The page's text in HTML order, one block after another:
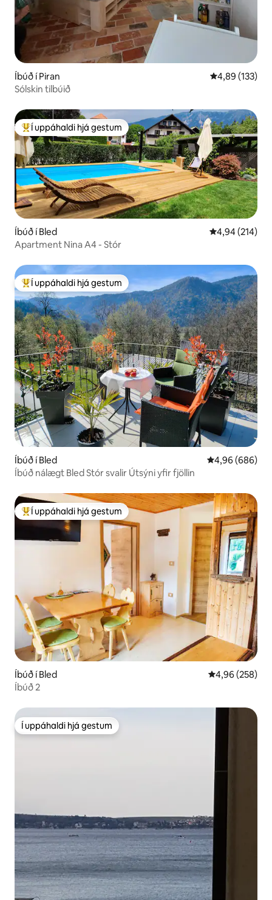
Íbúð í Piran 4,89 af 5 í
4,89 (133)
Sólskin tilbúið
Í mestu uppáhaldi hjá gestum
Í uppáhaldi hjá gestum
Íbúð í Bled 4,94 af 5 í
4,94 (214)
Apartment Nina A4 - Stór
Í mestu uppáhaldi hjá gestum
Í uppáhaldi hjá gestum
Íbúð í Bled 4,96 af 5 í
4,96 (686)
Íbúð nálægt Bled Stór svalir Útsýni yfir fjöllin
Í mestu uppáhaldi hjá gestum
Í uppáhaldi hjá gestum
Íbúð í Bled 4,96 af 5 í
4,96 (258)
Íbúð 2
Í uppáhaldi hjá gestum
Í uppáhaldi hjá gestum